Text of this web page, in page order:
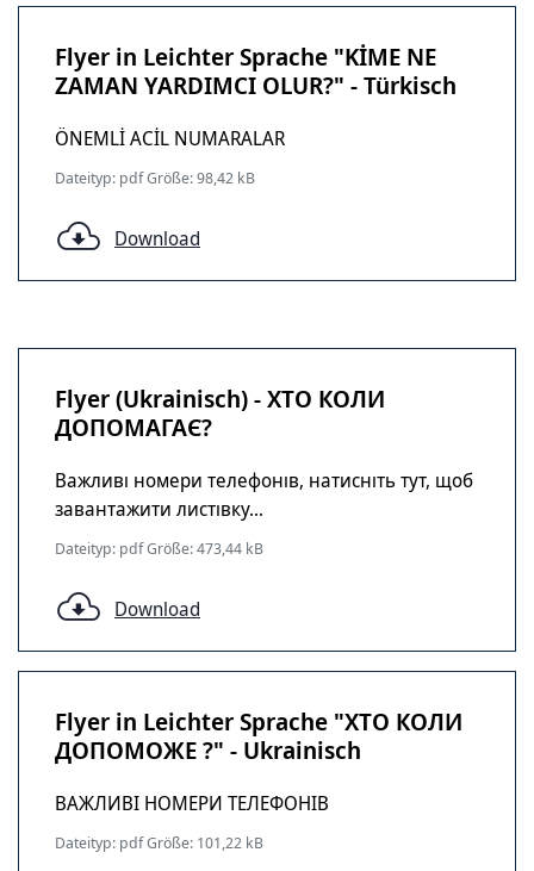
Flyer in Leichter Sprache "KİME NE
ZAMAN YARDIMCI OLUR?" - Türkisch
ÖNEMLİ ACİL NUMARALAR
Dateityp: pdf Größe: 98,42 kB
Download
Flyer (Ukrainisch) - ХТО КОЛИ
ДОПОМАГАЄ?
Важливі номери телефонів, натисніть тут, щоб
завантажити листівку...
Dateityp: pdf Größe: 473,44 kB
Download
Flyer in Leichter Sprache "ХТО КОЛИ
ДОПОМОЖЕ ?" - Ukrainisch
ВАЖЛИВІ НОМЕРИ ТЕЛЕФОНІВ
Dateityp: pdf Größe: 101,22 kB